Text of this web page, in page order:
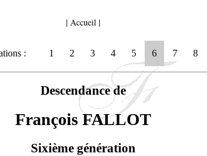
| Accueil|
: 1 2 3 4 5 6 7 8
Descendance de
François FALLOT
Sixième génération